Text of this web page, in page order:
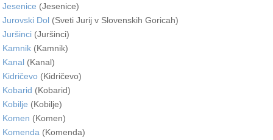
Jesenice (Jesenice)
Jurovski Dol (Sveti Jurij v Slovenskih Goricah)
Juršinci (Juršinci)
Kamnik (Kamnik)
Kanal (Kanal)
Kidričevo (Kidričevo)
Kobarid (Kobarid)
Kobilje (Kobilje)
Komen (Komen)
Komenda (Komenda)